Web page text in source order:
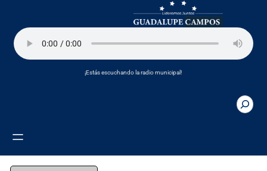
¡Estás escuchando la radio municipal!